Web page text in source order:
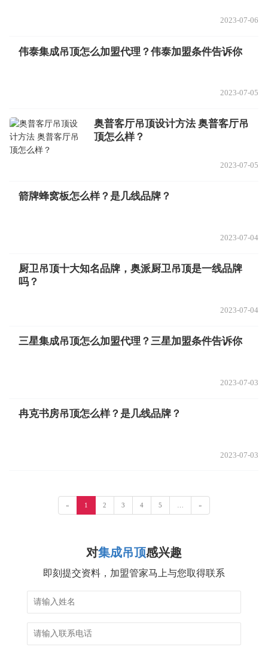
2023-07-06
伟泰集成吊顶怎么加盟代理？伟泰加盟条件告诉你
2023-07-05
奥普客厅吊顶设计方法 奥普客厅吊
顶怎么样？
2023-07-05
箭牌蜂窝板怎么样？是几线品牌？
2023-07-04
厨卫吊顶十大知名品牌，奥派厨卫吊顶是一线品牌
吗？
2023-07-04
三星集成吊顶怎么加盟代理？三星加盟条件告诉你
2023-07-03
冉克书房吊顶怎么样？是几线品牌？
2023-07-03
« 1 2 3 4 5 »
对集成吊顶感兴趣
即刻提交资料，加盟管家马上与您取得联系